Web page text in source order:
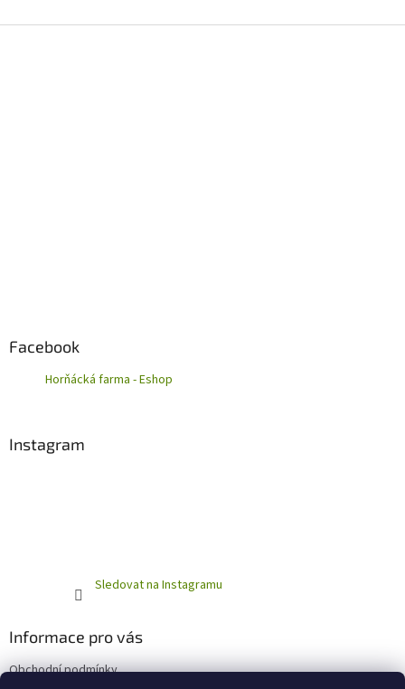
Facebook
Horňácká farma - Eshop
Instagram
Sledovat na Instagramu
Informace pro vás
Obchodní podmínky